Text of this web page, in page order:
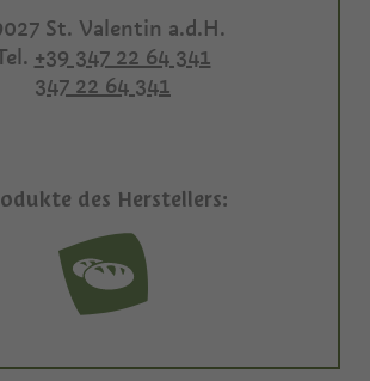
St. Valentin a.d.H.
+39 347 22 64 341
347 22 64 341
des Herstellers: